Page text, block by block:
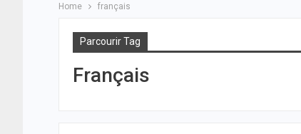
Home français
Parcourir Tag
Français